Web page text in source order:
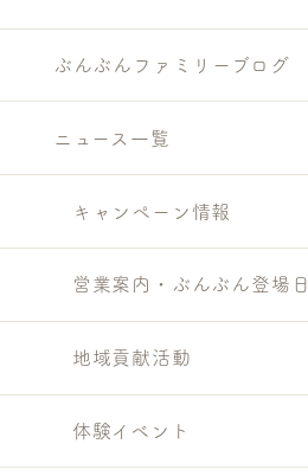
ぶんぶんファミリーブログ
ニュース一覧
キャンペーン情報
営業案内・ぶんぶん登場日
地域貢献活動
体験イベント